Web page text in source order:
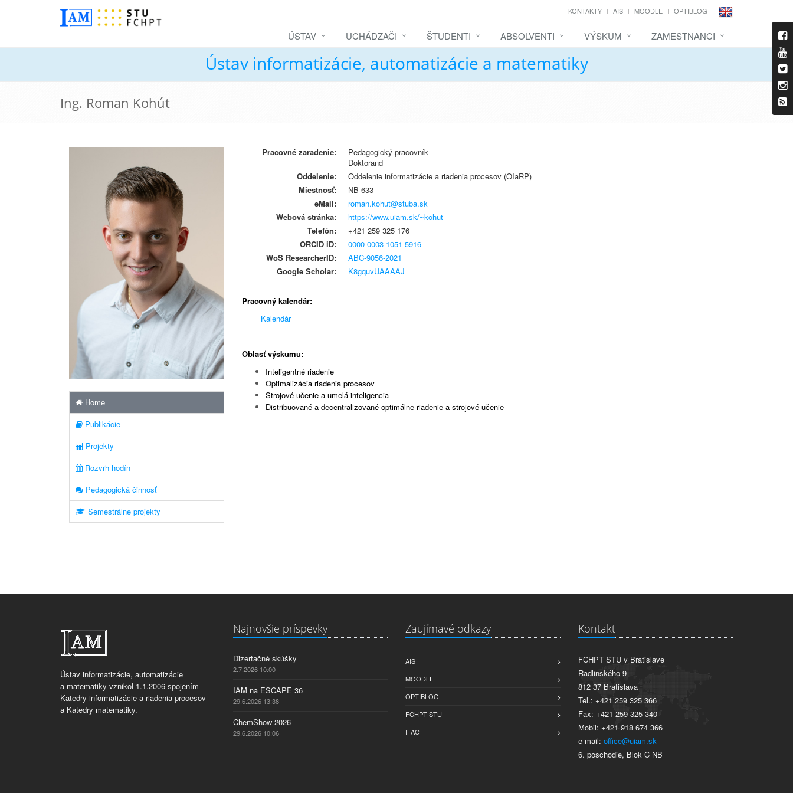
KONTAKTY AIS MOODLE OPTIBLOG
ÚSTAV UCHÁDZAČI ŠTUDENTI ABSOLVENTI VÝSKUM ZAMESTNANCI
Ústav informatizácie, automatizácie a matematiky
Ing. Roman Kohút
Home
Publikácie
Projekty
Rozvrh hodín
Pedagogická činnosť
Semestrálne projekty
Pracovné zaradenie:
Pedagogický pracovník
Doktorand
Oddelenie:
Oddelenie informatizácie a riadenia procesov (OIaRP)
Miestnosť:
NB 633
eMail:
roman.kohut@stuba.sk
Webová stránka:
https://www.uiam.sk/~kohut
Telefón:
+421 259 325 176
ORCID iD:
0000-0003-1051-5916
WoS ResearcherID:
ABC-9056-2021
Google Scholar:
K8gquvUAAAAJ
Pracovný kalendár:
Kalendár
Oblasť výskumu:
Inteligentné riadenie
Optimalizácia riadenia procesov
Strojové učenie a umelá inteligencia
Distribuované a decentralizované optimálne riadenie a strojové učenie
Ústav informatizácie, automatizácie
a matematiky vznikol 1.1.2006 spojením
Katedry informatizácie a riadenia procesov
a Katedry matematiky.
Najnovšie príspevky
Dizertačné skúšky
2.7.2026 10:00
IAM na ESCAPE 36
29.6.2026 13:38
ChemShow 2026
29.6.2026 10:06
Zaujímavé odkazy
AIS
MOODLE
OPTIBLOG
FCHPT STU
IFAC
Kontakt
FCHPT STU v Bratislave
Radlinského 9
812 37 Bratislava
Tel.: +421 259 325 366
Fax: +421 259 325 340
Mobil: +421 918 674 366
e-mail: office@uiam.sk
6. poschodie, Blok C NB